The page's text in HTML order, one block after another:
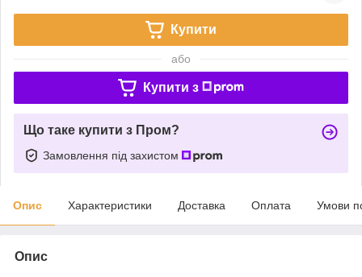
Купити
або
Купити з
Що таке купити з Пром?
Замовлення під захистом
Опис Характеристики Доставка Оплата Умови
Опис